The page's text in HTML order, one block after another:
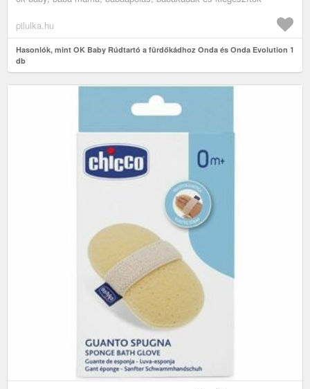
pilulka.hu
Hasonlók, mint OK Baby Rúdtartó a fürdőkádhoz Onda és Onda Evolution 1
db